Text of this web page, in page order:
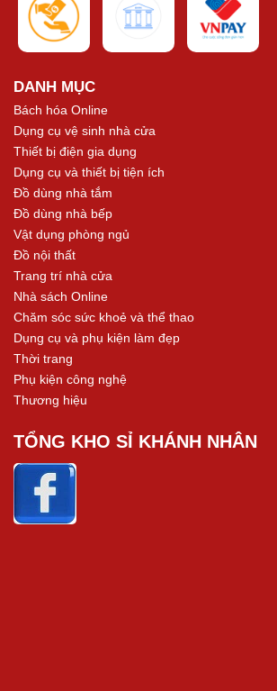
DANH MỤC
Bách hóa Online
Dụng cụ vệ sinh nhà cửa
Thiết bị điện gia dụng
Dụng cụ và thiết bị tiện ích
Đồ dùng nhà tắm
Đồ dùng nhà bếp
Vật dụng phòng ngủ
Đồ nội thất
Trang trí nhà cửa
Nhà sách Online
Chăm sóc sức khoẻ và thể thao
Dụng cụ và phụ kiện làm đẹp
Thời trang
Phụ kiện công nghệ
Thương hiệu
TỔNG KHO SỈ KHÁNH NHÂN